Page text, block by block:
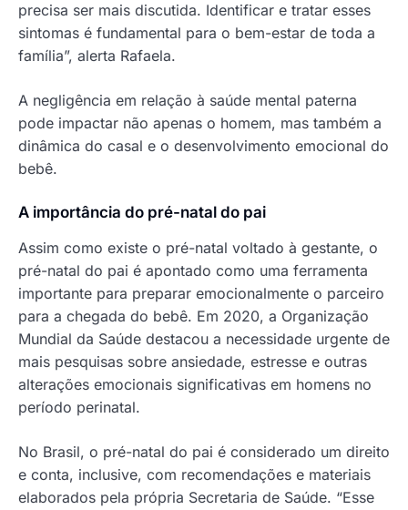
precisa ser mais discutida. Identificar e tratar esses
sintomas é fundamental para o bem-estar de toda a
família”, alerta Rafaela.
A negligência em relação à saúde mental paterna
pode impactar não apenas o homem, mas também a
dinâmica do casal e o desenvolvimento emocional do
bebê.
A importância do pré-natal do pai
Assim como existe o pré-natal voltado à gestante, o
pré-natal do pai é apontado como uma ferramenta
importante para preparar emocionalmente o parceiro
para a chegada do bebê. Em 2020, a Organização
Mundial da Saúde destacou a necessidade urgente de
mais pesquisas sobre ansiedade, estresse e outras
alterações emocionais significativas em homens no
período perinatal.
No Brasil, o pré-natal do pai é considerado um direito
e conta, inclusive, com recomendações e materiais
elaborados pela própria Secretaria de Saúde. “Esse